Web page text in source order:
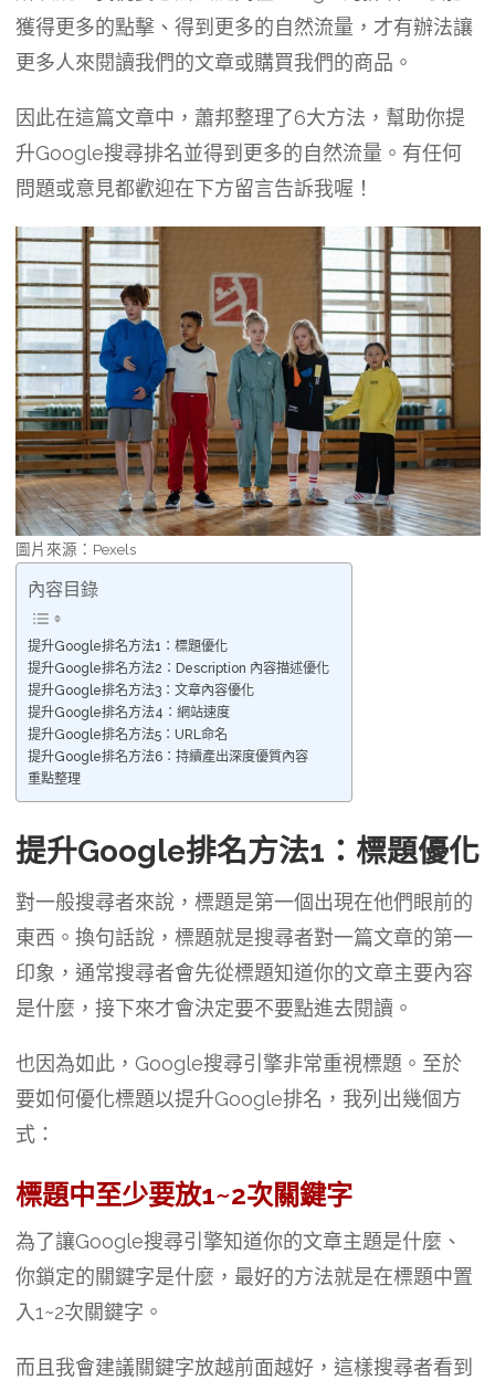
獲得更多的點擊、得到更多的自然流量，才有辦法讓
更多人來閱讀我們的文章或購買我們的商品。
因此在這篇文章中，蕭邦整理了6大方法，幫助你提
升Google搜尋排名並得到更多的自然流量。有任何
問題或意見都歡迎在下方留言告訴我喔！
圖片來源：Pexels
內容目錄
提升Google排名方法1：標題優化
提升Google排名方法2：Description 內容描述優化
提升Google排名方法3：文章內容優化
提升Google排名方法4：網站速度
提升Google排名方法5：URL命名
提升Google排名方法6：持續產出深度優質內容
重點整理
提升Google排名方法1：標題優化
對一般搜尋者來說，標題是第一個出現在他們眼前的
東西。換句話說，標題就是搜尋者對一篇文章的第一
印象，通常搜尋者會先從標題知道你的文章主要內容
是什麼，接下來才會決定要不要點進去閱讀。
也因為如此，Google搜尋引擎非常重視標題。至於
要如何優化標題以提升Google排名，我列出幾個方
式：
標題中至少要放1~2次關鍵字
為了讓Google搜尋引擎知道你的文章主題是什麼、
你鎖定的關鍵字是什麼，最好的方法就是在標題中置
入1~2次關鍵字。
而且我會建議關鍵字放越前面越好，這樣搜尋者看到